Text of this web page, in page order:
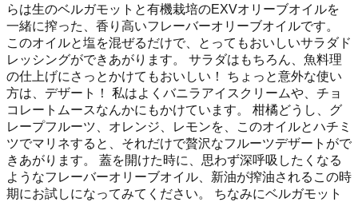
らは生のベルガモットと有機栽培のEXVオリーブオイルを
一緒に搾った、香り高いフレーバーオリーブオイルです。
このオイルと塩を混ぜるだけで、とってもおいしいサラダド
レッシングができあがります。 サラダはもちろん、魚料理
の仕上げにさっとかけてもおいしい！ ちょっと意外な使い
方は、デザート！ 私はよくバニラアイスクリームや、チョ
コレートムースなんかにもかけています。 柑橘どうし、グ
レープフルーツ、オレンジ、レモンを、このオイルとハチミ
ツでマリネすると、それだけで贅沢なフルーツデザートがで
きあがります。 蓋を開けた時に、思わず深呼吸したくなる
ようなフレーバーオリーブオイル、新油が搾油されるこの時
期にお試しになってみてください。 ちなみにベルガモット